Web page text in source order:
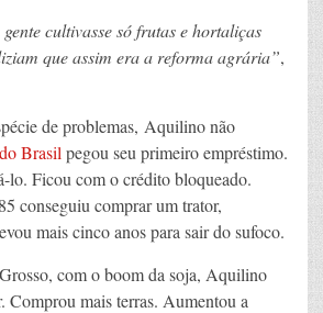
cultivasse só frutas e hortaliças
que assim era a reforma agrária”,
de problemas, Aquilino não
Brasil pegou seu primeiro empréstimo.
lo. Ficou com o crédito bloqueado.
conseguiu comprar um trator,
mais cinco anos para sair do sufoco.
com o boom da soja, Aquilino
Comprou mais terras. Aumentou a